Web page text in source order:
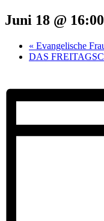
Juni 18 @ 16:00
« Evangelische
DAS